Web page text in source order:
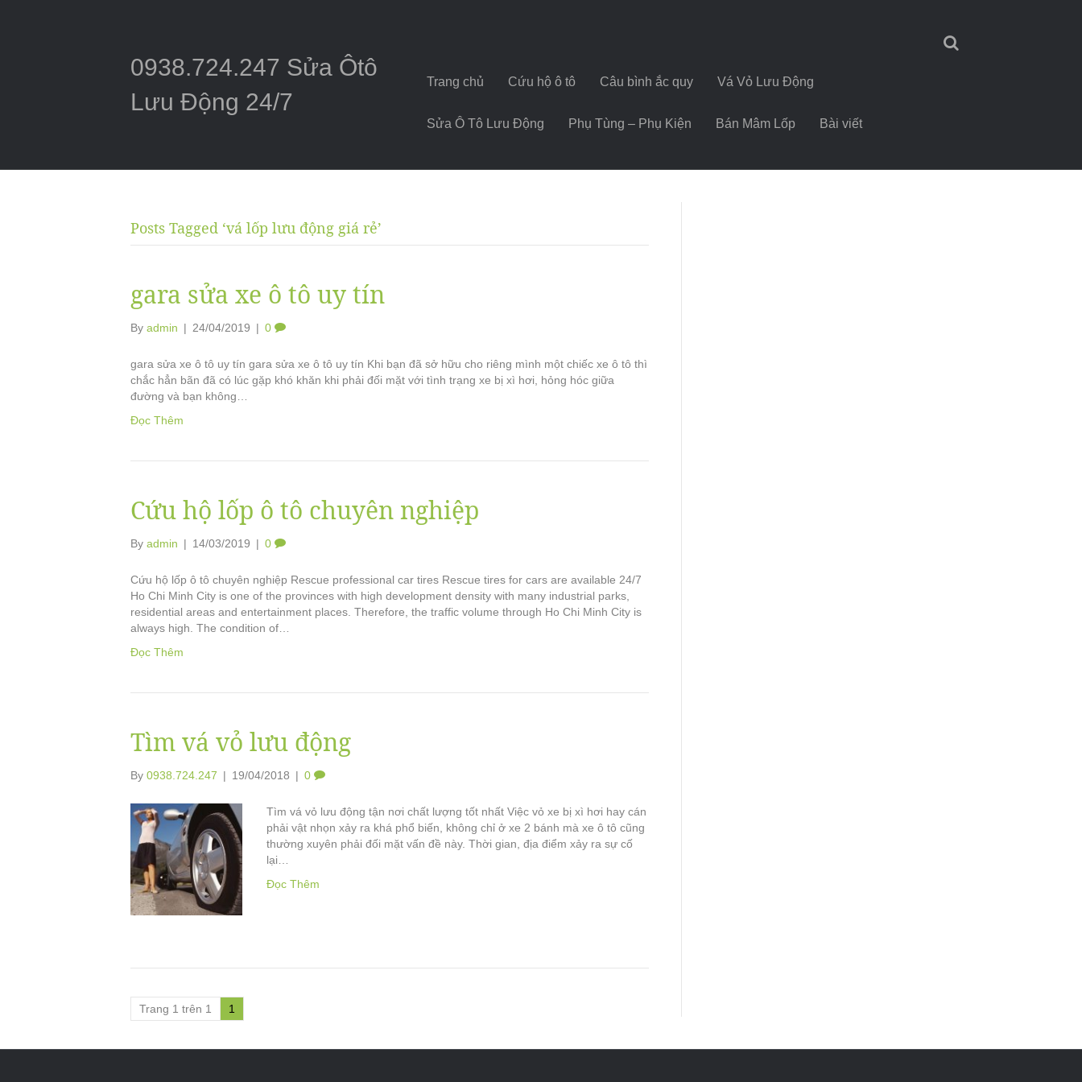
0938.724.247 Sửa Ôtô
Lưu Động 24/7
Trang chủ Cứu hộ ô tô Câu bình ắc quy Vá Vỏ Lưu Động
Sửa Ô Tô Lưu Động Phụ Tùng – Phụ Kiện Bán Mâm Lốp Bài viết
Posts Tagged ‘vá lốp lưu động giá rẻ’
gara sửa xe ô tô uy tín
By admin | 24/04/2019 | 0
gara sửa xe ô tô uy tín gara sửa xe ô tô uy tín Khi bạn đã sở hữu cho riêng mình một chiếc xe ô tô thì
chắc hẳn bãn đã có lúc gặp khó khăn khi phải đối mặt với tình trạng xe bị xì hơi, hỏng hóc giữa
đường và bạn không…
Đọc Thêm
Cứu hộ lốp ô tô chuyên nghiệp
By admin | 14/03/2019 | 0
Cứu hộ lốp ô tô chuyên nghiệp Rescue professional car tires Rescue tires for cars are available 24/7
Ho Chi Minh City is one of the provinces with high development density with many industrial parks,
residential areas and entertainment places. Therefore, the traffic volume through Ho Chi Minh City is
always high. The condition of…
Đọc Thêm
Tìm vá vỏ lưu động
By 0938.724.247 | 19/04/2018 | 0
Tìm vá vỏ lưu động tận nơi chất lượng tốt nhất Việc vỏ xe bị xì hơi hay cán
phải vật nhọn xảy ra khá phổ biến, không chỉ ở xe 2 bánh mà xe ô tô cũng
thường xuyên phải đối mặt vấn đề này. Thời gian, địa điểm xảy ra sự cố
lại…
Đọc Thêm
Trang 1 trên 1 1